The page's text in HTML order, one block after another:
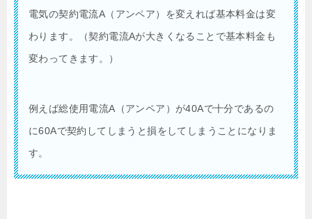
電気の契約電流A（アンペア）を変えれば基本料金は変
わります。（契約電流Aが大きくなることで基本料金も
変わってきます。）
例えば総使用電流A（アンペア）が40Aで十分であるの
に60Aで契約してしまうと損をしてしまうことになりま
す。